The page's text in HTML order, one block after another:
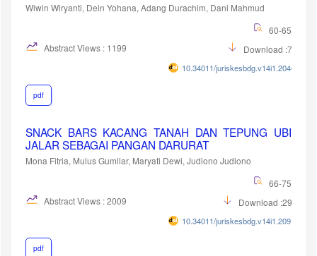
Wiwin Wiryanti, Dein Yohana, Adang Durachim, Dani Mahmud
60-65
Abstract Views : 1199
Download :760
10.34011/juriskesbdg.v14i1.2046
pdf
SNACK BARS KACANG TANAH DAN TEPUNG UBI
JALAR SEBAGAI PANGAN DARURAT
Mona Fitria, Mulus Gumilar, Maryati Dewi, Judiono Judiono
66-75
Abstract Views : 2009
Download :2926
10.34011/juriskesbdg.v14i1.2091
pdf